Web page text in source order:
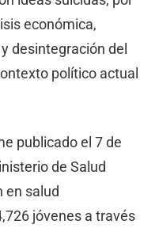
económica,
desintegración del
político actual
publicado el 7 de
de Salud
en salud
jóvenes a través